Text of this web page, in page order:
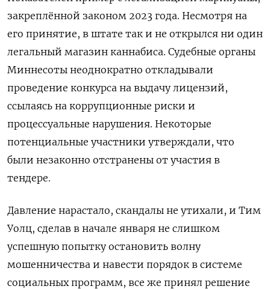
закреплённой законом 2023 года. Несмотря на
его принятие, в штате так и не открылся ни один
легальный магазин каннабиса. Судебные органы
Миннесоты неоднократно откладывали
проведение конкурса на выдачу лицензий,
ссылаясь на коррупционные риски и
процессуальные нарушения. Некоторые
потенциальные участники утверждали, что
были незаконно отстранены от участия в
тендере.
Давление нарастало, скандалы не утихали, и Тим
Уолц, сделав в начале января не слишком
успешную попытку остановить волну
мошенничества и навести порядок в системе
социальных программ, все же принял решение